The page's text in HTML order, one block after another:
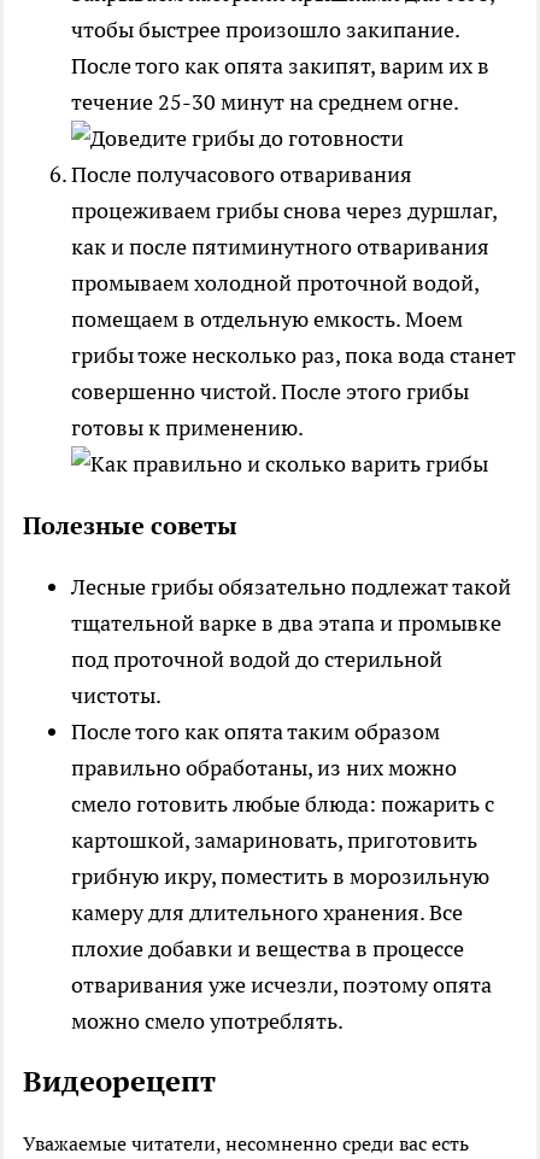
чтобы быстрее произошло закипание.
После того как опята закипят, варим их в
течение 25-30 минут на среднем огне.
После получасового отваривания
процеживаем грибы снова через дуршлаг,
как и после пятиминутного отваривания
промываем холодной проточной водой,
помещаем в отдельную емкость. Моем
грибы тоже несколько раз, пока вода станет
совершенно чистой. После этого грибы
готовы к применению.
Полезные советы
Лесные грибы обязательно подлежат такой
тщательной варке в два этапа и промывке
под проточной водой до стерильной
чистоты.
После того как опята таким образом
правильно обработаны, из них можно
смело готовить любые блюда: пожарить с
картошкой, замариновать, приготовить
грибную икру, поместить в морозильную
камеру для длительного хранения. Все
плохие добавки и вещества в процессе
отваривания уже исчезли, поэтому опята
можно смело употреблять.
Видеорецепт
Уважаемые читатели, несомненно среди вас есть